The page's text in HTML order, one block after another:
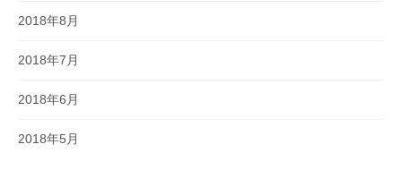
2018年8月
2018年7月
2018年6月
2018年5月